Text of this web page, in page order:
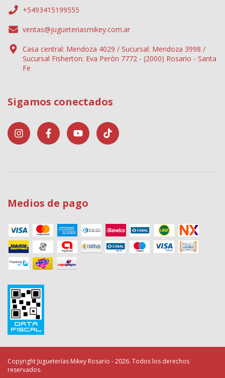
+5493415199555
ventas@jugueteriasmikey.com.ar
Casa central: Mendoza 4029 / Sucursal: Mendoza 3998 /
Sucursal Fisherton: Eva Perón 7772 - (2000) Rosario - Santa
Fe
Sigamos conectados
Medios de pago
Copyright Jugueterías Mikey Rosario - 2026. Todos los derechos
reservados.